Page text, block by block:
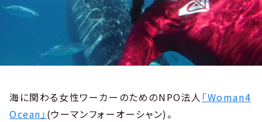
海に関わる女性ワーカーのためのNPO法人 「Woman4
Ocean」 (ウーマンフォーオーシャン)。